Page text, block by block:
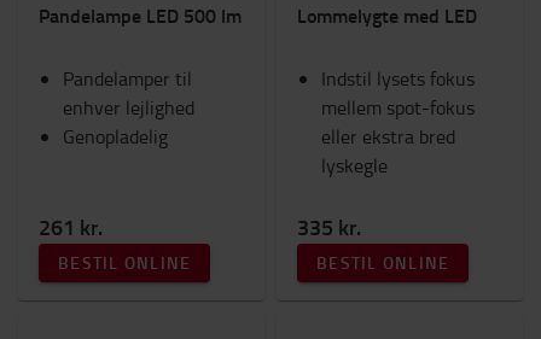
Sæder
Arbejdstøj
Gafler og gaffelforlængere
Tilbehør til gaffeltruck
Kategori
Blitz og pandelamper
Pandelampe LED 500 lm
Pandelamper til
enhver lejlighed
Genopladelig
261 kr.
BESTIL ONLINE
Lommelygte med LED
Indstil lysets fokus
mellem spot-fokus
eller ekstra bred
lyskegle
335 kr.
BESTIL ONLINE